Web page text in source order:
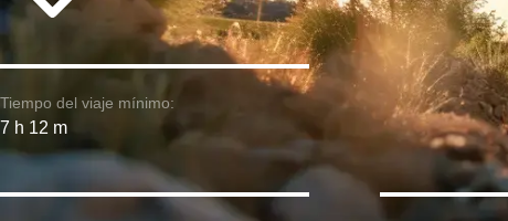
Tiempo del viaje mínimo:
7 h 12 m